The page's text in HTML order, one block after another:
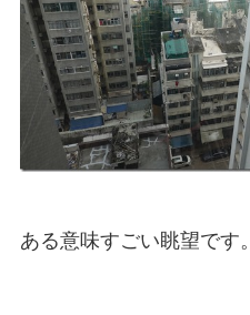
ある意味すごい眺望です。